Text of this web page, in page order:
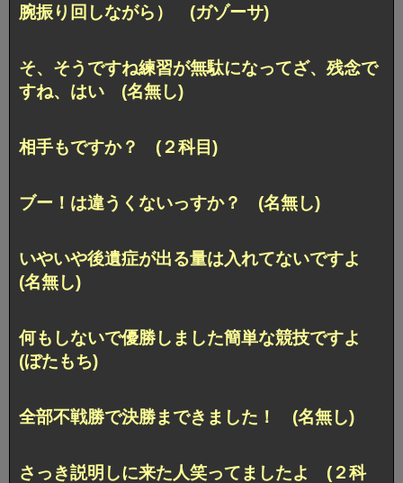
腕振り回しながら） (ガゾーサ)
そ、そうですね練習が無駄になってざ、残念で
すね、はい (名無し)
相手もですか？ (２科目)
ブー！は違うくないっすか？ (名無し)
いやいや後遺症が出る量は入れてないですよ
(名無し)
何もしないで優勝しました簡単な競技ですよ
(ぼたもち)
全部不戦勝で決勝まできました！ (名無し)
さっき説明しに来た人笑ってましたよ (２科